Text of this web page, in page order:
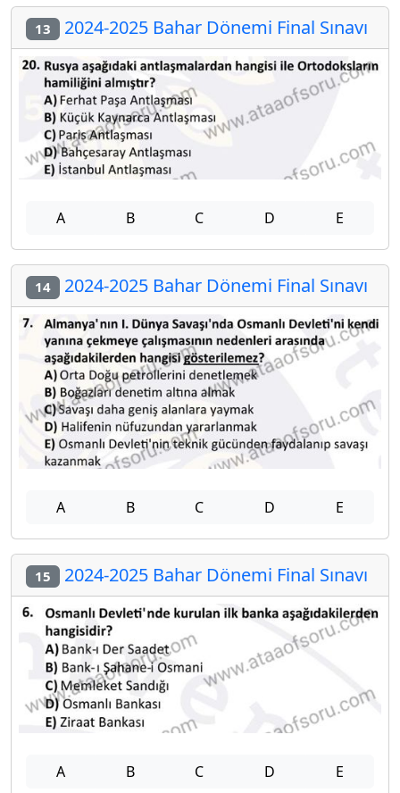
13 2024-2025 Bahar Dönemi Final Sınavı
A B C D E
14 2024-2025 Bahar Dönemi Final Sınavı
A B C D E
15 2024-2025 Bahar Dönemi Final Sınavı
A B C D E